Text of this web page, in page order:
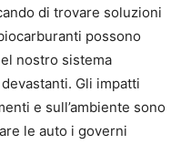
di trovare soluzioni
possono
nostro sistema
Gli impatti
e sull’ambiente sono
le auto i governi